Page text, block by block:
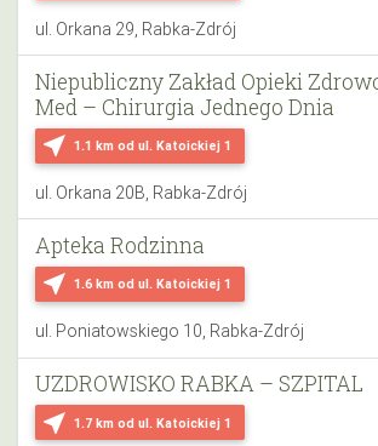
ul. Orkana 29, Rabka-Zdrój
near_me 1.1 km od ul. Katoickiej 1
Niepubliczny Zakład Opieki
Med – Chirurgia Jednego Dnia
ul. Orkana 20B, Rabka-Zdrój
near_me 1.6 km od ul. Katoickiej 1
Apteka Rodzinna
ul. Poniatowskiego 10, Rabka-Zdrój
near_me 1.7 km od ul. Katoickiej 1
UZDROWISKO RABKA – SZPITAL